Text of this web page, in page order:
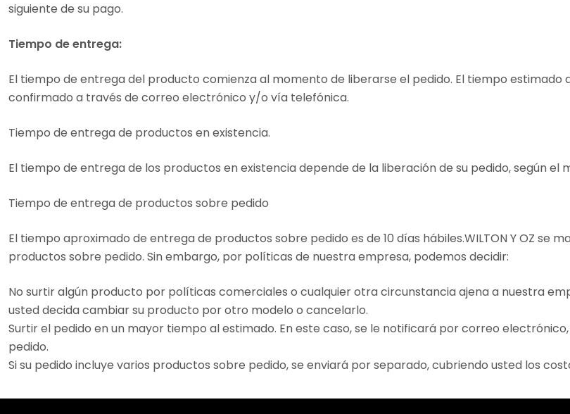
siguiente de su pago.
Tiempo de entrega:
El tiempo de entrega del producto comienza al momento de liberarse el pedido. El tiempo
confirmado a través de correo electrónico y/o vía telefónica.
Tiempo de entrega de productos en existencia.
El tiempo de entrega de los productos en existencia depende de la liberación de su pedido, según
Tiempo de entrega de productos sobre pedido
El tiempo aproximado de entrega de productos sobre pedido es de 10 días hábiles.WILTON Y OZ se
productos sobre pedido. Sin embargo, por políticas de nuestra empresa, podemos decidir:
No surtir algún producto por políticas comerciales o cualquier otra circunstancia ajena a nuestra
usted decida cambiar su producto por otro modelo o cancelarlo.
Surtir el pedido en un mayor tiempo al estimado. En este caso, se le notificará por correo
pedido.
Si su pedido incluye varios productos sobre pedido, se enviará por separado, cubriendo usted los